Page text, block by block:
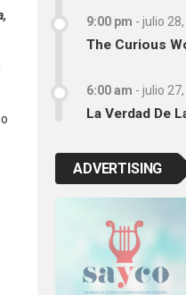
9:00 pm - julio
The Curious
6:00 am - julio
La Verdad De
ADVERTISING